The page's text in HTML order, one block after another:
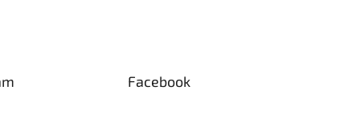
Facebook